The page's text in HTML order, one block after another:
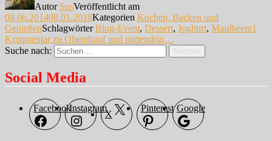
Autor SusVeröffentlicht am
08.06.201408.01.2018Kategorien Kochen, Backen und
GenießenSchlagwörterBlog-Event, Dessert, Joghurt, Maulbeere1
Kommentarzu Obendrauf und mittendrin…
Suche nach:
Suchen
Social Media
FacebookInstagram
X
Pinterest Google